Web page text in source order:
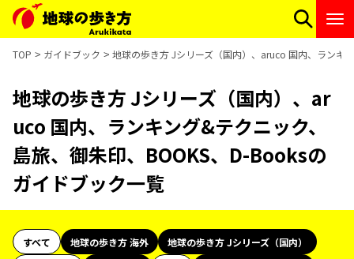
TOP ガイドブック 地球の歩き方 Jシリーズ（国内）、aruco 国内、ランキ
地球の歩き方 Jシリーズ（国内）、ar
uco 国内、ランキング&テクニック、
島旅、御朱印、BOOKS、D-Booksの
ガイドブック一覧
すべて 地球の歩き方 海外
地球の歩き方 Jシリーズ（国内）